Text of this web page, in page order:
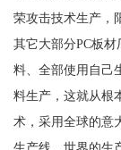
荣攻击技术生产，
其它大部分PC板
料、全部使用自己
料生产，这就从根
术，采用全球的意